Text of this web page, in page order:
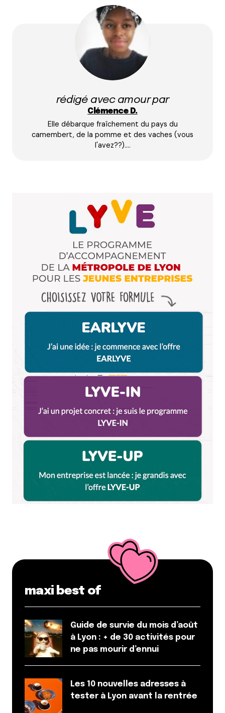
Votre adresse e-mail ne sera pas publiée.
champs obligatoires sont indiqués avec
E-mail*
Enregistrer mon nom, mon e-mail et mon site dans le
navigateur pour mon prochain commentaire.
Prévenez-moi de tous les nouveaux commentaires
Et bim !
rédigé avec amour par
Clémence D.
Elle débarque fraîchement du pays du
camembert, de la pomme et des vaches (vous
l'avez??).…
maxi best of
Guide de survie du mois d’août
à Lyon : + de 30 activités pour
ne pas mourir d’ennui
Les 10 nouvelles adresses à
tester à Lyon avant la rentrée